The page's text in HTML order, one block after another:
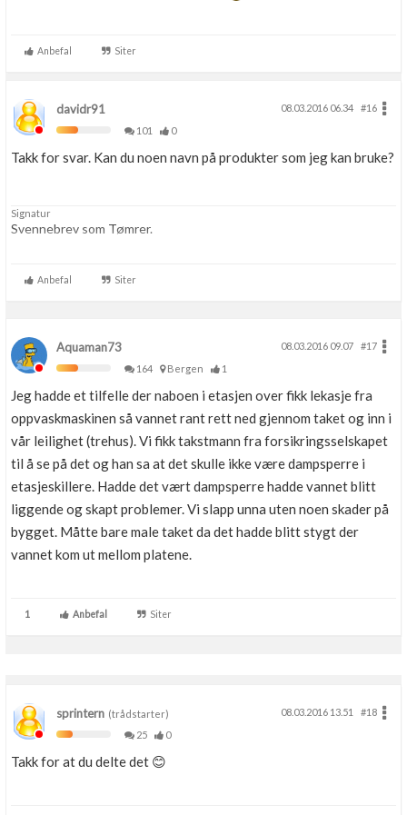
Anbefal Siter
davidr91 08.03.2016 06.34
#16
101
0
Takk for svar. Kan du noen navn på produkter som jeg kan bruke?
Signatur
Svennebrev som Tømrer.
Anbefal Siter
Aquaman73 08.03.2016 09.07
#17
164
Bergen 1
Jeg hadde et tilfelle der naboen i etasjen over fikk lekasje fra
oppvaskmaskinen så vannet rant rett ned gjennom taket og inn i
vår leilighet (trehus). Vi fikk takstmann fra forsikringsselskapet
til å se på det og han sa at det skulle ikke være dampsperre i
etasjeskillere. Hadde det vært dampsperre hadde vannet blitt
liggende og skapt problemer. Vi slapp unna uten noen skader på
bygget. Måtte bare male taket da det hadde blitt stygt der
vannet kom ut mellom platene.
1 Anbefal Siter
sprintern (trådstarter) 08.03.2016 13.51
#18
25
0
Takk for at du delte det 😊